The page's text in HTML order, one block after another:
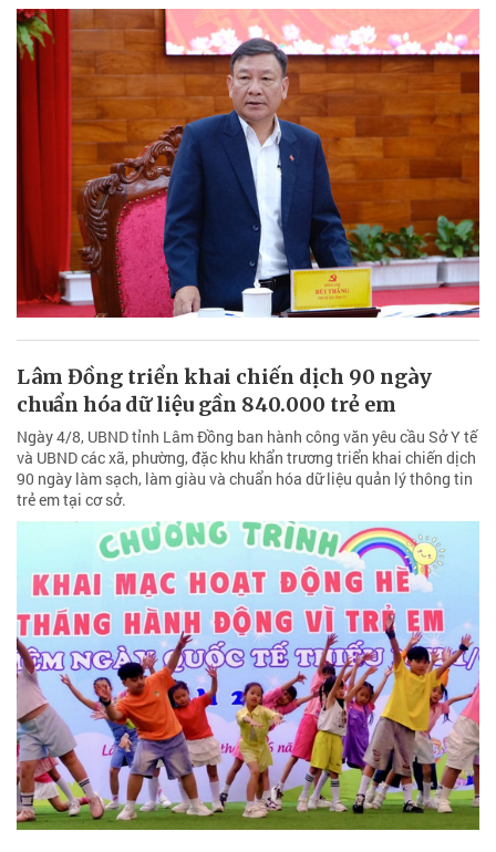
Lâm Đồng triển khai chiến dịch 90 ngày
chuẩn hóa dữ liệu gần 840.000 trẻ em
Ngày 4/8, UBND tỉnh Lâm Đồng ban hành công văn yêu cầu Sở Y tế
và UBND các xã, phường, đặc khu khẩn trương triển khai chiến dịch
90 ngày làm sạch, làm giàu và chuẩn hóa dữ liệu quản lý thông tin
trẻ em tại cơ sở.